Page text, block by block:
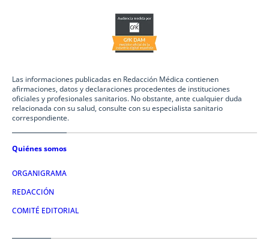
Las informaciones publicadas en Redacción Médica contienen
afirmaciones, datos y declaraciones procedentes de instituciones
oficiales y profesionales sanitarios. No obstante, ante cualquier duda
relacionada con su salud, consulte con su especialista sanitario
correspondiente.
Quiénes somos
ORGANIGRAMA
REDACCIÓN
COMITÉ EDITORIAL